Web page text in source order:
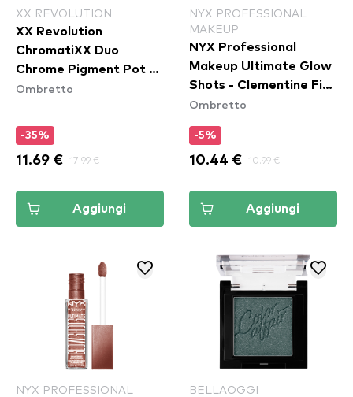
XX REVOLUTION
XX Revolution
ChromatiXX Duo
Chrome Pigment Pot -
Charge
Ombretto
-35%
11.69 € 17.99 €
Aggiungi
NYX PROFESSIONAL
MAKEUP
NYX Professional
Makeup Ultimate Glow
Shots - Clementine Fine
(UGS011)
Ombretto
-5%
10.44 € 10.99 €
Aggiungi
NYX PROFESSIONAL
BELLAOGGI